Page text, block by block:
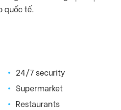
Giấy Quận
, Quận
Quận
quốc tế.
24/7 security
Supermarket
Restaurants